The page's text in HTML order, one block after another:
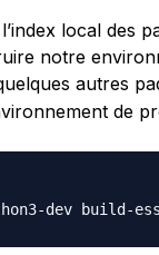
local des
notre
autres
de